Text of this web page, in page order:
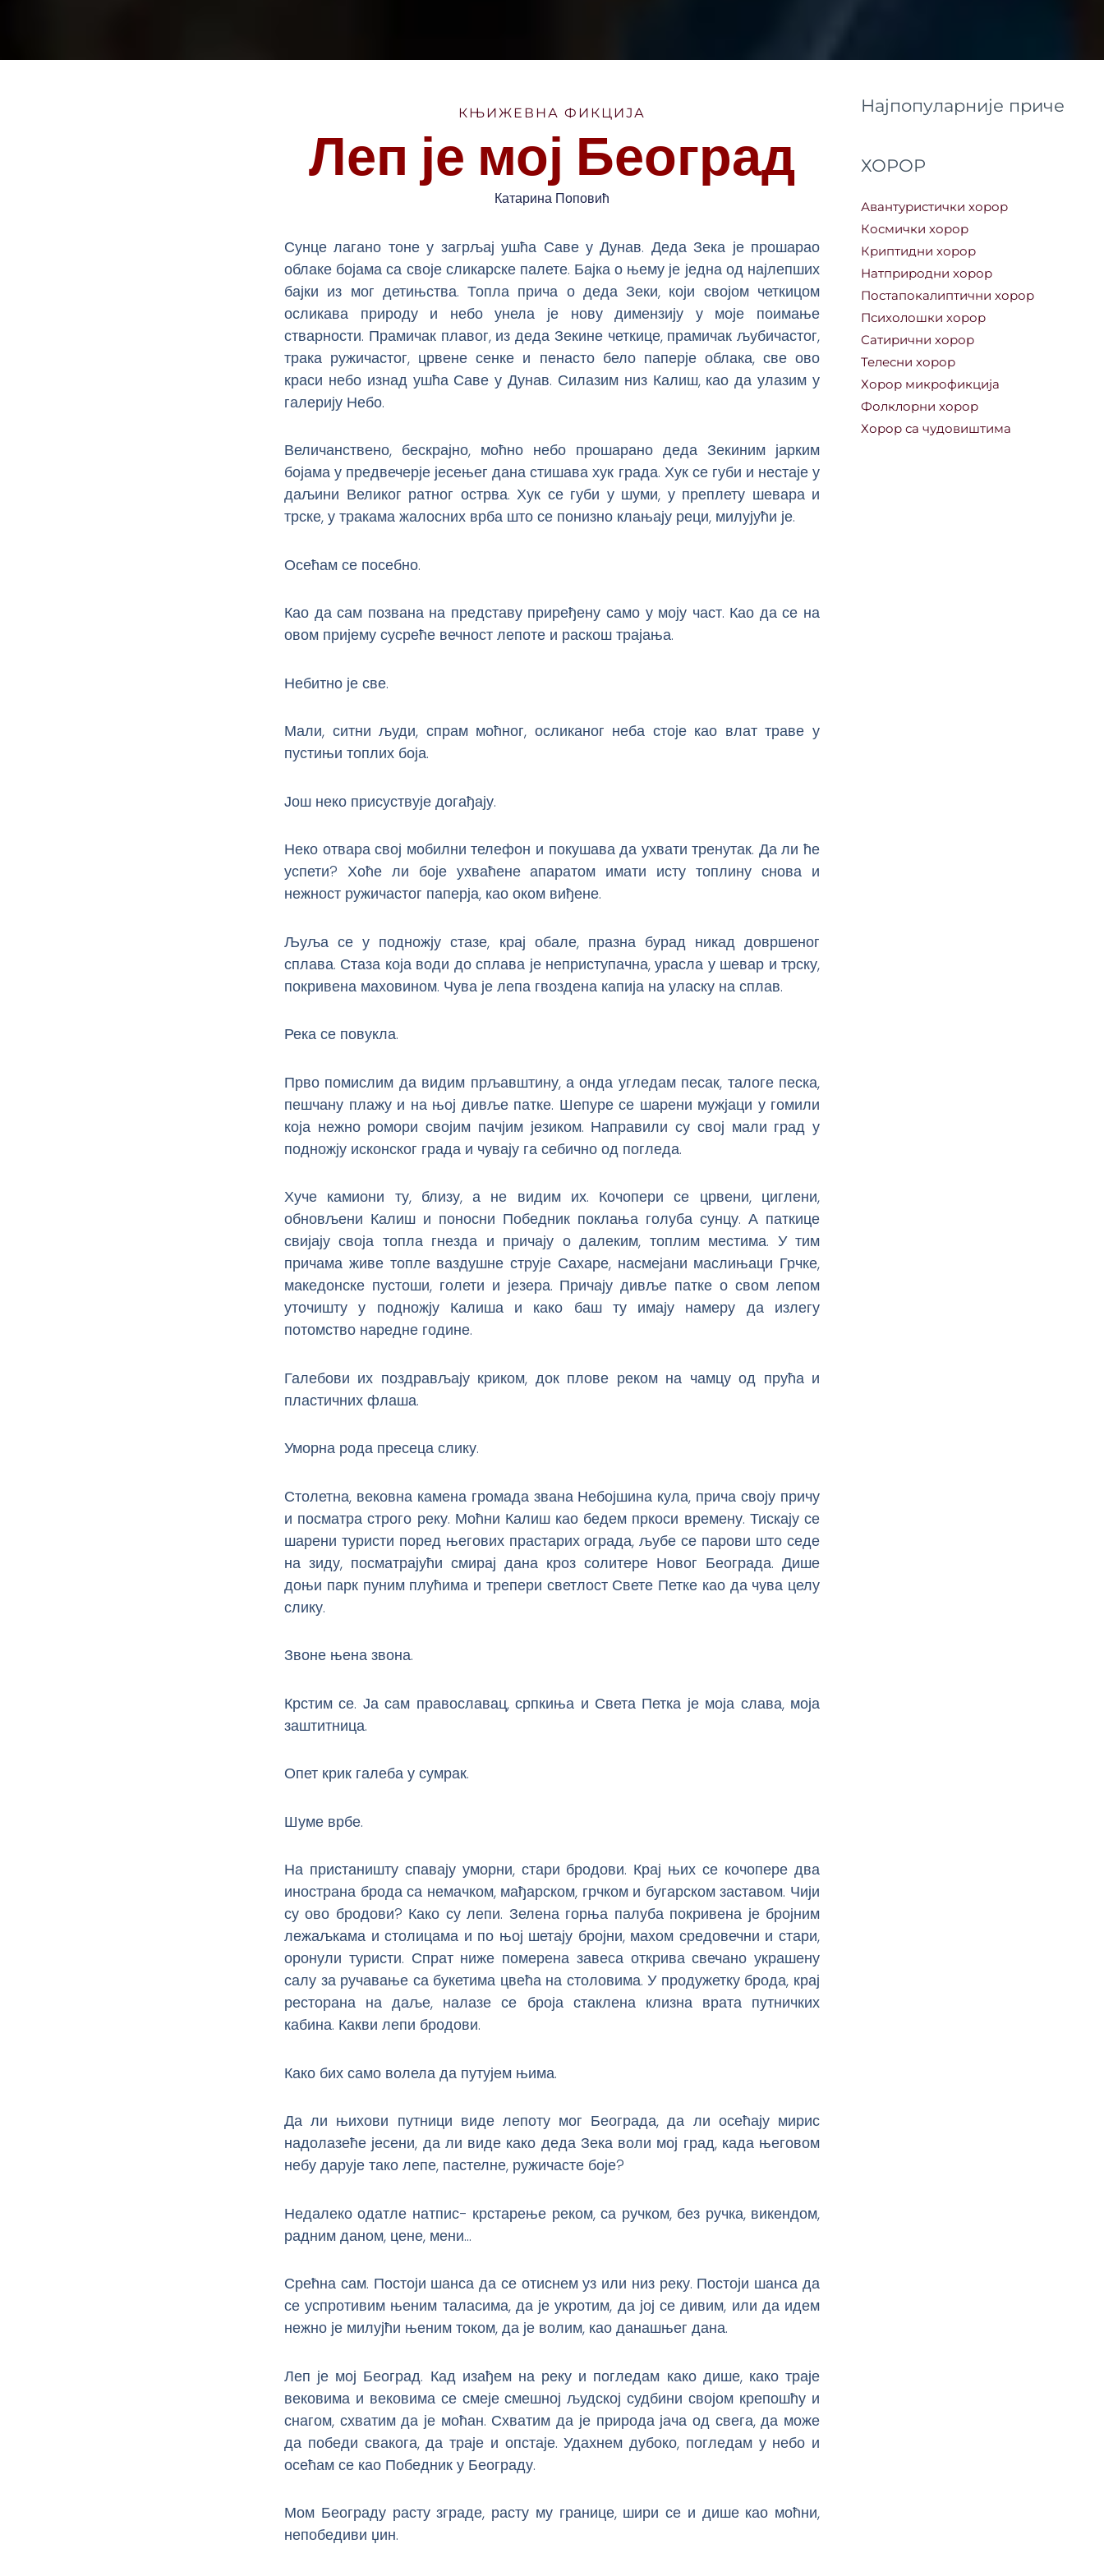
КЊИЖЕВНА ФИКЦИЈА
Леп је мој Београд
Катарина Поповић
Сунце лагано тоне у загрљај ушћа Саве у Дунав. Деда Зека је прошарао
облаке бојама са своје сликарске палете. Бајка о њему је једна од најлепших
бајки из мог детињства. Топла прича о деда Зеки, који својом четкицом
осликава природу и небо унела је нову димензију у моје поимање
стварности. Прамичак плавог, из деда Зекине четкице, прамичак љубичастог,
трака ружичастог, црвене сенке и пенасто бело паперје облака, све ово
краси небо изнад ушћа Саве у Дунав. Силазим низ Калиш, као да улазим у
галерију Небо.
Величанствено, бескрајно, моћно небо прошарано деда Зекиним јарким
бојама у предвечерје јесењег дана стишава хук града. Хук се губи и нестаје у
даљини Великог ратног острва. Хук се губи у шуми, у преплету шевара и
трске, у тракама жалосних врба што се понизно клањају реци, милујући је.
Осећам се посебно.
Као да сам позвана на представу приређену само у моју част. Као да се на
овом пријему сусреће вечност лепоте и раскош трајања.
Небитно је све.
Мали, ситни људи, спрам моћног, осликаног неба стоје као влат траве у
пустињи топлих боја.
Још неко присуствује догађају.
Неко отвара свој мобилни телефон и покушава да ухвати тренутак. Да ли ће
успети? Хоће ли боје ухваћене апаратом имати исту топлину снова и
нежност ружичастог паперја, као оком виђене.
Љуља се у подножју стазе, крај обале, празна бурад никад довршеног
сплава. Стаза која води до сплава је неприступачна, урасла у шевар и трску,
покривена маховином. Чува је лепа гвоздена капија на уласку на сплав.
Река се повукла.
Прво помислим да видим прљавштину, а онда угледам песак, талоге песка,
пешчану плажу и на њој дивље патке. Шепуре се шарени мужјаци у гомили
која нежно ромори својим пачјим језиком. Направили су свој мали град у
подножју исконског града и чувају га себично од погледа.
Хуче камиони ту, близу, а не видим их. Кочопери се црвени, циглени,
обновљени Калиш и поносни Победник поклања голуба сунцу. А паткице
свијају своја топла гнезда и причају о далеким, топлим местима. У тим
причама живе топле ваздушне струје Сахаре, насмејани маслињаци Грчке,
македонске пустоши, голети и језера. Причају дивље патке о свом лепом
уточишту у подножју Калиша и како баш ту имају намеру да излегу
потомство наредне године.
Галебови их поздрављају криком, док плове реком на чамцу од прућа и
пластичних флаша.
Уморна рода пресеца слику.
Столетна, вековна камена громада звана Небојшина кула, прича своју причу
и посматра строго реку. Моћни Калиш као бедем пркоси времену. Тискају се
шарени туристи поред његових прастарих ограда, љубе се парови што седе
на зиду, посматрајући смирај дана кроз солитере Новог Београда. Дише
доњи парк пуним плућима и трепери светлост Свете Петке као да чува целу
слику.
Звоне њена звона.
Крстим се. Ја сам православац, српкиња и Света Петка је моја слава, моја
заштитница.
Опет крик галеба у сумрак.
Шуме врбе.
На пристаништу спавају уморни, стари бродови. Крај њих се кочопере два
инострана брода са немачком, мађарском, грчком и бугарском заставом. Чији
су ово бродови? Како су лепи. Зелена горња палуба покривена је бројним
лежаљкама и столицама и по њој шетају бројни, махом средовечни и стари,
оронули туристи. Спрат ниже померена завеса открива свечано украшену
салу за ручавање са букетима цвећа на столовима. У продужетку брода, крај
ресторана на даље, налазе се броја стаклена клизна врата путничких
кабина. Какви лепи бродови.
Како бих само волела да путујем њима.
Да ли њихови путници виде лепоту мог Београда, да ли осећају мирис
надолазеће јесени, да ли виде како деда Зека воли мој град, када његовом
небу дарује тако лепе, пастелне, ружичасте боје?
Недалеко одатле натпис- крстарење реком, са ручком, без ручка, викендом,
радним даном, цене, мени…
Срећна сам. Постоји шанса да се отиснем уз или низ реку. Постоји шанса да
се успротивим њеним таласима, да је укротим, да јој се дивим, или да идем
нежно је милујћи њеним током, да је волим, као данашњег дана.
Леп је мој Београд. Кад изађем на реку и погледам како дише, како траје
вековима и вековима се смеје смешној људској судбини својом крепошћу и
снагом, схватим да је моћан. Схватим да је природа јача од свега, да може
да победи свакога, да траје и опстаје. Удахнем дубоко, погледам у небо и
осећам се као Победник у Београду.
Мом Београду расту зграде, расту му границе, шири се и дише као моћни,
непобедиви џин.
Најпопуларније приче
ХОРОР
Авантуристички хорор
Космички хорор
Криптидни хорор
Натприродни хорор
Постапокалиптични хорор
Психолошки хорор
Сатирични хорор
Телесни хорор
Хорор микрофикција
Фолклорни хорор
Хорор са чудовиштима